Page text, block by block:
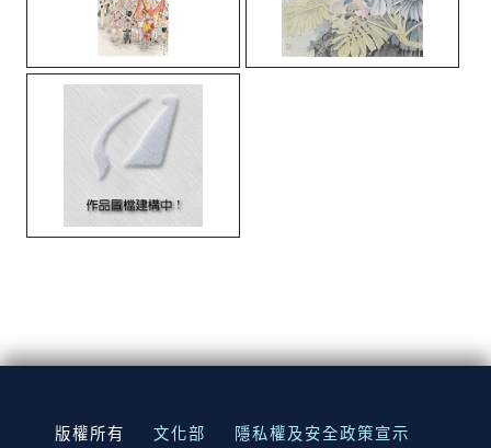
:::
版權所有 文化部 隱私權及安全政策宣示